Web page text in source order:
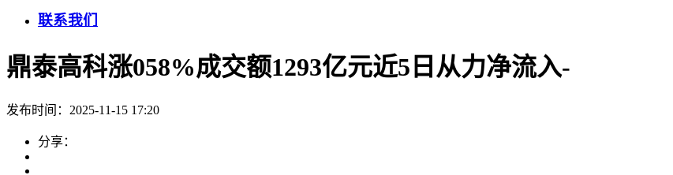
联系我们
鼎泰高科涨058%成交额1293亿元近5日从力净流入-
发布时间：2025-11-15 17:20
分享：